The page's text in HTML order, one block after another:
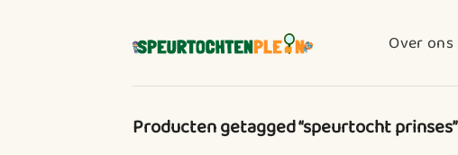
Over ons
Producten getagged “speurtocht prinses”